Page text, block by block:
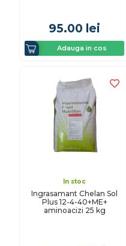
95.00 lei
Adauga in cos
In stoc
Ingrasamant Chelan Sol
Plus 12-4-40+ME+
aminoacizi 25 kg